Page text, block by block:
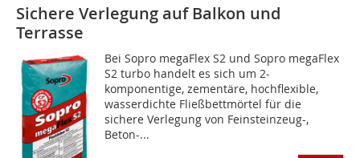
Sichere Verlegung auf Balkon und
Terrasse
Bei Sopro megaFlex S2 und Sopro megaFlex
S2 turbo handelt es sich um 2-
komponentige, zementäre, hochflexible,
wasserdichte Fließbettmörtel für die
sichere Verlegung von Feinsteinzeug-,
Beton-...